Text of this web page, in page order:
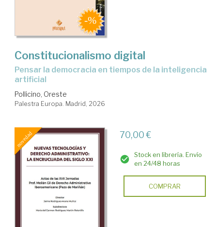
Constitucionalismo digital
pensar la democracia en tiempos de la inteligencia
artificial
Pollicino, Oreste
Palestra Europa. Madrid, 2026
70,00 €
Stock en librería. Envío
en 24/48 horas
COMPRAR